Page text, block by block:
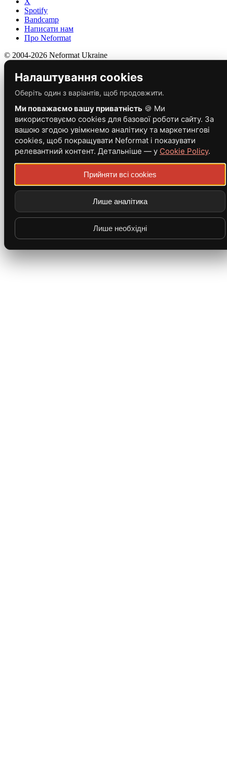
Spotify
Bandcamp
Написати нам
Про Neformat
© 2004-2026 Neformat Ukraine
Налаштування cookies
Оберіть один з варіантів, щоб продовжити.
Ми поважаємо вашу приватність 🍪 Ми
використовуємо cookies для базової роботи сайту. За
вашою згодою увімкнемо аналітику та маркетингові
cookies, щоб покращувати Neformat і показувати
релевантний контент. Детальніше — у Cookie Policy.
Прийняти всі cookies
Лише аналітика
Лише необхідні